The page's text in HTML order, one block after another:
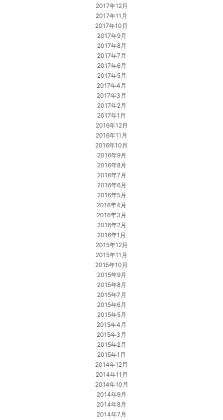
2017年12月
2017年11月
2017年10月
2017年9月
2017年8月
2017年7月
2017年6月
2017年5月
2017年4月
2017年3月
2017年2月
2017年1月
2016年12月
2016年11月
2016年10月
2016年9月
2016年8月
2016年7月
2016年6月
2016年5月
2016年4月
2016年3月
2016年2月
2016年1月
2015年12月
2015年11月
2015年10月
2015年9月
2015年8月
2015年7月
2015年6月
2015年5月
2015年4月
2015年3月
2015年2月
2015年1月
2014年12月
2014年11月
2014年10月
2014年9月
2014年8月
2014年7月